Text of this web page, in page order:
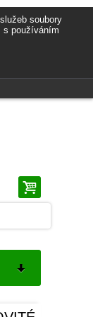
soubory
s používáním